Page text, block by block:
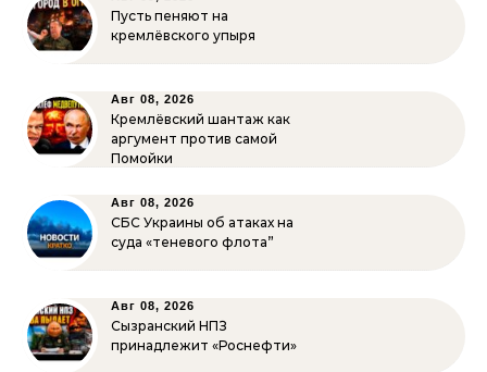
Пусть пеняют на
кремлёвского упыря
Авг 08, 2026
Кремлёвский шантаж как
аргумент против самой
Помойки
Авг 08, 2026
СБС Украины об атаках на
суда «теневого флота”
Авг 08, 2026
Сызранский НПЗ
принадлежит «Роснефти»